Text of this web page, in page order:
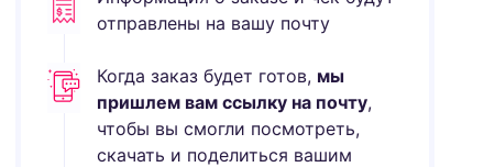
отправлены на вашу почту
Когда заказ будет готов, мы
пришлем вам ссылку на почту,
чтобы вы смогли посмотреть,
скачать и поделиться вашим